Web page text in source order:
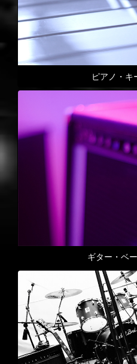
ピアノ・キ
ギター・ベ